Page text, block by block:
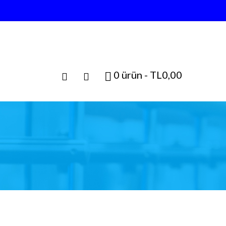
0 ürün - TL0,00